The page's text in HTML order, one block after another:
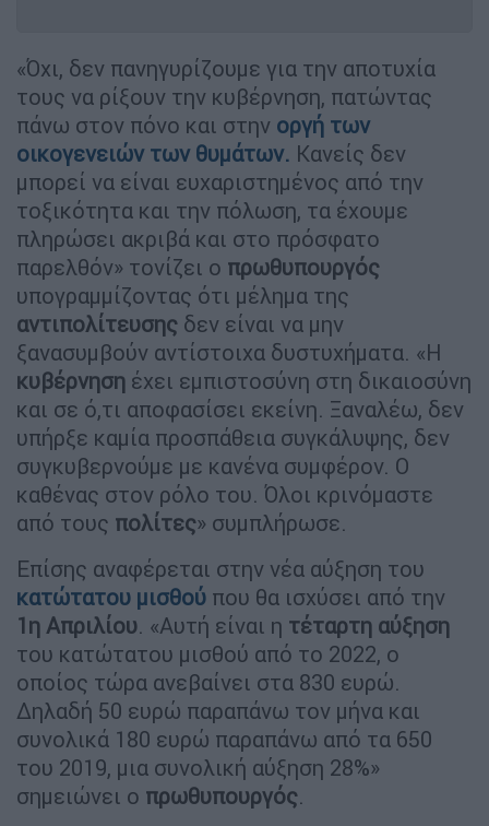
«Όχι, δεν πανηγυρίζουμε για την αποτυχία
τους να ρίξουν την κυβέρνηση, πατώντας
πάνω στον πόνο και στην οργή των
οικογενειών των θυμάτων. Κανείς δεν
μπορεί να είναι ευχαριστημένος από την
τοξικότητα και την πόλωση, τα έχουμε
πληρώσει ακριβά και στο πρόσφατο
παρελθόν» τονίζει ο πρωθυπουργός
υπογραμμίζοντας ότι μέλημα της
αντιπολίτευσης δεν είναι να μην
ξανασυμβούν αντίστοιχα δυστυχήματα. «Η
κυβέρνηση έχει εμπιστοσύνη στη δικαιοσύνη
και σε ό,τι αποφασίσει εκείνη. Ξαναλέω, δεν
υπήρξε καμία προσπάθεια συγκάλυψης, δεν
συγκυβερνούμε με κανένα συμφέρον. Ο
καθένας στον ρόλο του. Όλοι κρινόμαστε
από τους πολίτες» συμπλήρωσε.
Επίσης αναφέρεται στην νέα αύξηση του
κατώτατου μισθού που θα ισχύσει από την
1η Απριλίου. «Αυτή είναι η τέταρτη αύξηση
του κατώτατου μισθού από το 2022, ο
οποίος τώρα ανεβαίνει στα 830 ευρώ.
Δηλαδή 50 ευρώ παραπάνω τον μήνα και
συνολικά 180 ευρώ παραπάνω από τα 650
του 2019, μια συνολική αύξηση 28%»
σημειώνει ο πρωθυπουργός.